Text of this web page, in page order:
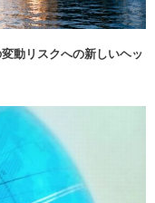
動リスクへの新しいヘッ